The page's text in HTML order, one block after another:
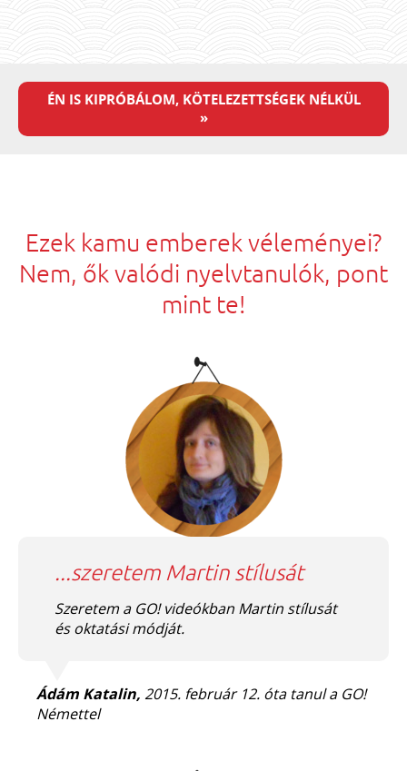
ÉN IS KIPRÓBÁLOM, KÖTELEZETTSÉGEK NÉLKÜL
»
Ezek kamu emberek véleményei?
Nem, ők valódi nyelvtanulók, pont
mint te!
...szeretem Martin stílusát
Szeretem a GO! videókban Martin stílusát
és oktatási módját.
Ádám Katalin, 2015. február 12. óta tanul a GO!
Némettel